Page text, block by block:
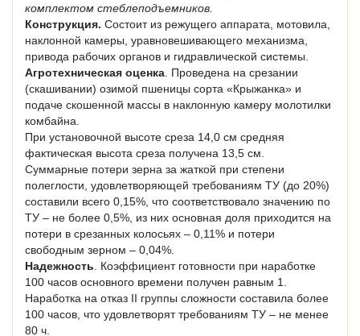
комплектом стеблеподъемников.
Конструкция. Состоит из режущего аппарата, мотовила,
наклонной камеры, уравновешивающего механизма,
привода рабочих органов и гидравлической системы.
Агротехническая оценка . Проведена на срезании
(скашивании) озимой пшеницы сорта «Крыжанка» и
подаче скошенной массы в наклонную камеру молотилки
комбайна.
При установочной высоте среза 14,0 см средняя
фактическая высота среза получена 13,5 см.
Суммарные потери зерна за жаткой при степени
полеглости, удовлетворяю­щей требованиям ТУ (до 20%)
составили всего 0,15%, что соответствовало значению по
ТУ – не более 0,5%, из них основная доля приходится на
потери в срезанных колосьях – 0,11% и потери
свободным зерном – 0,04%.
Надежность . Коэффициент готовности при наработке
100 часов основного времени получен равным 1.
Наработка на отказ II группы сложности составила более
100 часов, что удо­влетворят требованиям ТУ – не менее
80 ч.